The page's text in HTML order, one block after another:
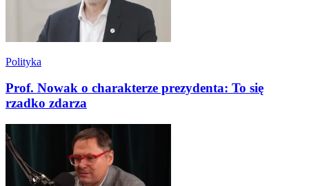
Polityka
Prof. Nowak o charakterze prezydenta: To się
rzadko zdarza